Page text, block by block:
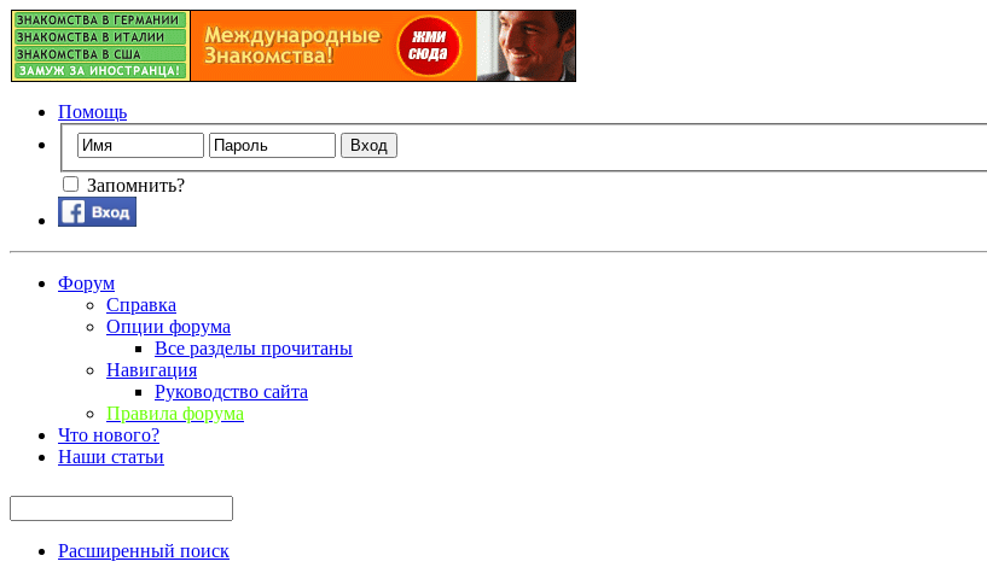
Помощь
Запомнить?
Форум
Справка
Опции форума
Все разделы прочитаны
Навигация
Руководство сайта
Правила форума
Что нового?
Наши статьи
Расширенный поиск